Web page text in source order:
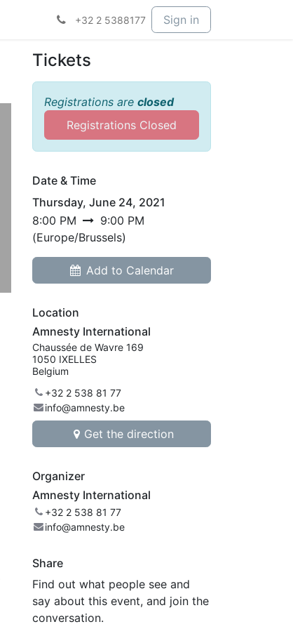
+32 2 5388177 Sign in
Tickets
Registrations are closed
Registrations Closed
Date & Time
Thursday, June 24, 2021
8:00 PM
9:00 PM
(Europe/Brussels)
Add to Calendar
Location
Amnesty International
Chaussée de Wavre 169
1050 IXELLES
Belgium
+32 2 538 81 77
info@amnesty.be
Get the direction
Organizer
Amnesty International
+32 2 538 81 77
info@amnesty.be
Share
Find out what people see and
say about this event, and join the
conversation.